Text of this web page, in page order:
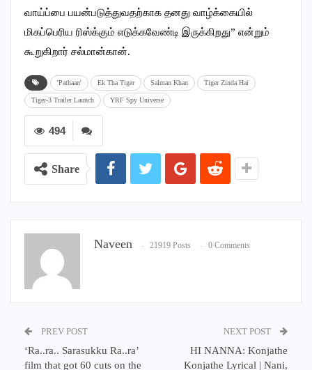
வாய்ப்பை பயன்படுத்துவதற்காக தனது வாழ்க்கையில்
மிகப்பெரிய ரிஸ்க்கும் எடுக்கவேண்டி இருக்கிறது” என்றும்
கூறுகிறார் சல்மான்கான்.
'Pathaan' Ek Tha Tiger Salman Khan Tiger Zinda Hai
Tiger-3 Trailer Launch YRF Spy Universe
494
Share
Naveen 21919 Posts 0 Comments
PREV POST
‘Ra..ra.. Sarasukku Ra..ra’
film that got 60 cuts on the
NEXT POST
HI NANNA: Konjathe
Konjathe Lyrical | Nani,